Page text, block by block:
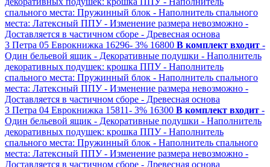
спального места: Пружинный блок - Наполнитель спального
места: Латексный ППУ - Изменение размера невозможно -
Доставляется в частичном сборе - Древесная основа
3 Петра 05 Еврокнижка 16296- 3% 16800 В комплект входит -
Один бельевой ящик - Декоративные подушки - Наполнитель
декоративных подушек: крошка ППУ - Наполнитель
спального места: Пружинный блок - Наполнитель спального
места: Латексный ППУ - Изменение размера невозможно -
Доставляется в частичном сборе - Древесная основа
3 Петра 04 Еврокнижка 15811- 3% 16300 В комплект входит -
Один бельевой ящик - Декоративные подушки - Наполнитель
декоративных подушек: крошка ППУ - Наполнитель
спального места: Пружинный блок - Наполнитель спального
места: Латексный ППУ - Изменение размера невозможно -
Доставляется в частичном сборе - Древесная основа